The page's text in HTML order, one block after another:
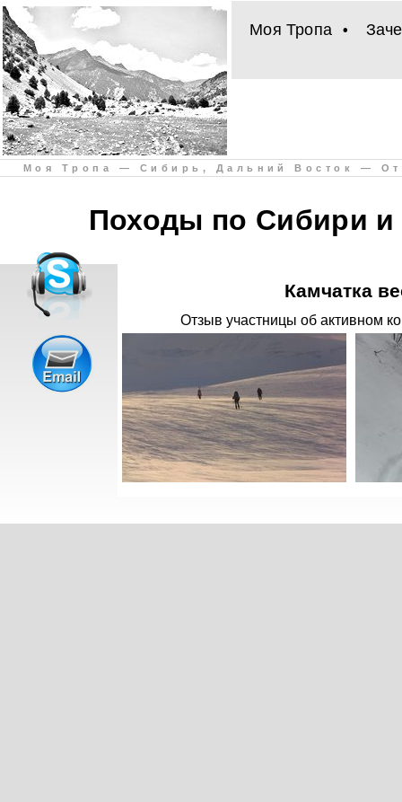
Моя Тропа•
Моя Тропа — Сибирь, Дальний Восток —
Походы по Сибири и
Камчатка
Отзыв участницы об